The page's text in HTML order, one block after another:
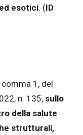
esotici. (ID
1, del
n. 135, sullo
della salute
strutturali,